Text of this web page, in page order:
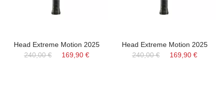
Head Extreme Motion 2025
240,00 €
169,90 €
Head Extreme Motion 2025
240,00 €
169,90 €